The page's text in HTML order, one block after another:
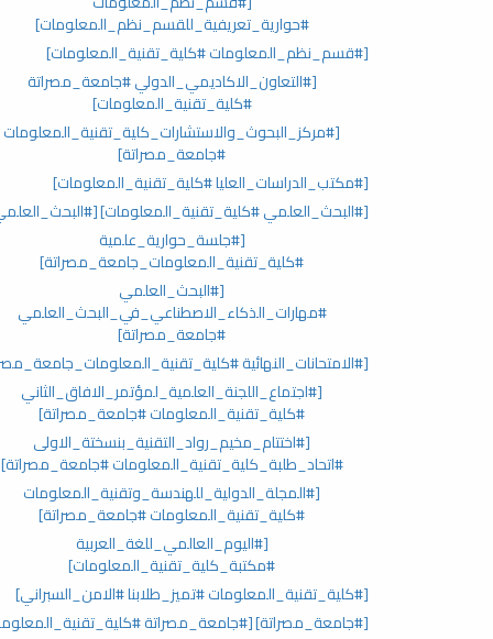
#حوارية_تعريفية_للقسم_نظم_المعلومات]
[#قسم_نظم_المعلومات #كلية_تقنية_المعلومات]
[#التعاون_الاكاديمي_الدولي #جامعة_مصراتة
#كلية_تقنية_المعلومات]
[#مركز_البحوث_والاستشارات_كلية_تقنية_المعلومات
#جامعة_مصراتة]
[#مكتب_الدراسات_العليا #كلية_تقنية_المعلومات]
[#البحث_العلمي #كلية_تقنية_المعلومات]
[#جلسة_حوارية_علمية
#كلية_تقنية_المعلومات_جامعة_مصراتة]
[#البحث_العلمي
#مهارات_الذكاء_الاصطناعي_في_البحث_العلمي
#جامعة_مصراتة]
[#الامتحانات_النهائية
[#اجتماع_اللجنة_العلمية_لمؤتمر_الافاق_الثاني
#كلية_تقنية_المعلومات #جامعة_مصراتة]
[#اختتام_مخيم_رواد_التقنية_بنسختة_الاولى
#اتحاد_طلبة_كلية_تقنية_المعلومات #جامعة_مصراتة]
[#المجلة_الدولية_للهندسة_وتقنية_المعلومات
#كلية_تقنية_المعلومات #جامعة_مصراتة]
[#اليوم_العالمي_للغة_العربية
#مكتبة_كلية_تقنية_المعلومات]
[#كلية_تقنية_المعلومات #تميز_طلابنا #الامن_السبراني]
[#جامعة_مصراتة][#جامعة_مصراتة